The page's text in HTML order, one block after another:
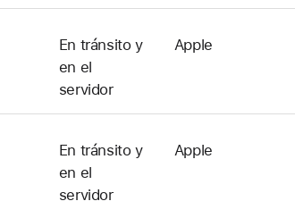
En tránsito y
en el
servidor
Apple
En tránsito y
en el
servidor
Apple